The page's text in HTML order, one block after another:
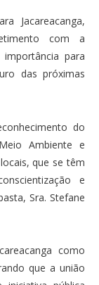
Jacareacanga,
com a
para
das próximas
do
Ambiente e
que se têm
e
Sra. Stefane
como
que a união